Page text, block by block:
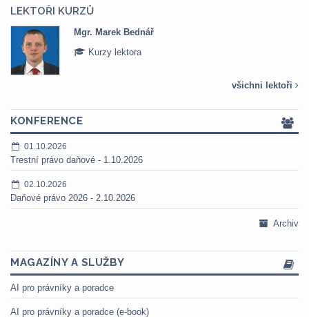
LEKTOŘI KURZŮ
Mgr. Marek Bednář
Kurzy lektora
všichni lektoři
KONFERENCE
01.10.2026
Trestní právo daňové - 1.10.2026
02.10.2026
Daňové právo 2026 - 2.10.2026
Archiv
MAGAZÍNY A SLUŽBY
AI pro právníky a poradce
AI pro právníky a poradce (e-book)